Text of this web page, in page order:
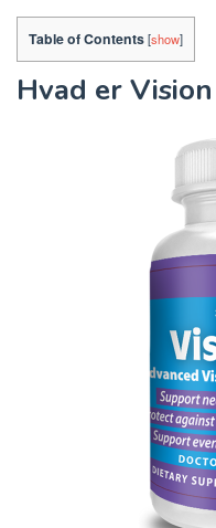
Table of Contents[show]
Hvad er